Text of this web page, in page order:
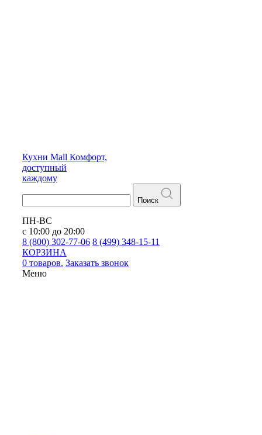
Кухни Mall Комфорт,
доступный
каждому
Поиск
ПН-ВС
с 10:00 до 20:00
8 (800) 302-77-06 8 (499) 348-15-11
КОРЗИНА
0 товаров. Заказать звонок
Меню